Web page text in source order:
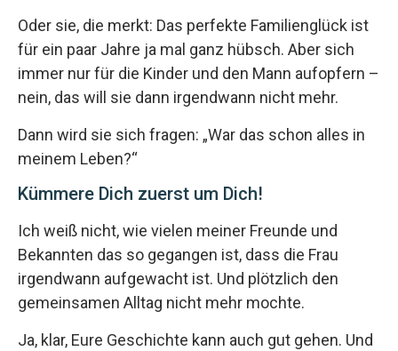
Oder sie, die merkt: Das perfekte Familienglück ist
für ein paar Jahre ja mal ganz hübsch. Aber sich
immer nur für die Kinder und den Mann aufopfern –
nein, das will sie dann irgendwann nicht mehr.
Dann wird sie sich fragen: „War das schon alles in
meinem Leben?“
Kümmere Dich zuerst um Dich!
Ich weiß nicht, wie vielen meiner Freunde und
Bekannten das so gegangen ist, dass die Frau
irgendwann aufgewacht ist. Und plötzlich den
gemeinsamen Alltag nicht mehr mochte.
Ja, klar, Eure Geschichte kann auch gut gehen. Und